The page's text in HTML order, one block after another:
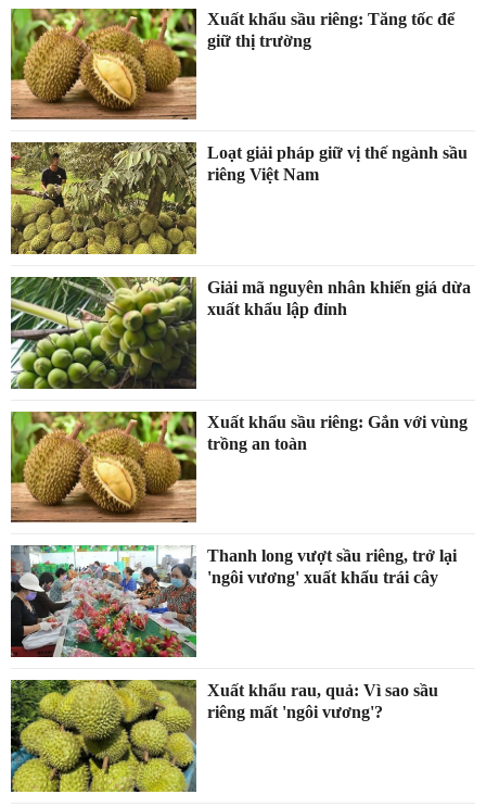
Xuất khẩu sầu riêng: Tăng tốc để
giữ thị trường
Loạt giải pháp giữ vị thế ngành sầu
riêng Việt Nam
Giải mã nguyên nhân khiến giá dừa
xuất khẩu lập đỉnh
Xuất khẩu sầu riêng: Gắn với vùng
trồng an toàn
Thanh long vượt sầu riêng, trở lại
'ngôi vương' xuất khẩu trái cây
Xuất khẩu rau, quả: Vì sao sầu
riêng mất 'ngôi vương'?